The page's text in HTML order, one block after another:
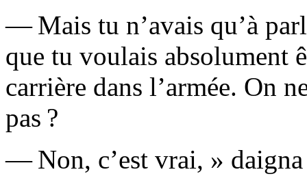
— Mais tu n’avais qu’à
que tu voulais absolument
carrière dans l’armée. On
pas ?
— Non, c’est vrai, »